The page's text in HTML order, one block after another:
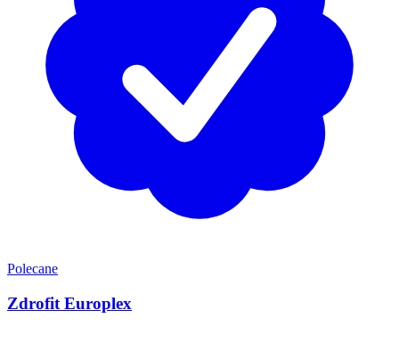
Polecane
Zdrofit Europlex